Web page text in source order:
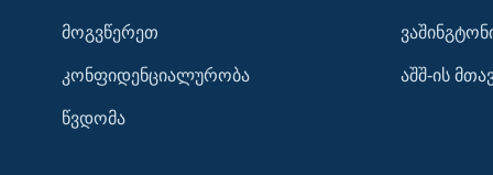
ᲗᲕᲐᲚᲘ ᲒᲕᲐᲓᲔᲕᲜᲔᲗ
ენები
მოგვწერეთ
კონფიდენციალურობა
წვდომა
აშშ-ის